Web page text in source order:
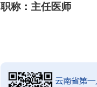
职称：主任医师